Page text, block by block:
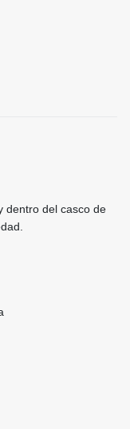
dentro del casco de